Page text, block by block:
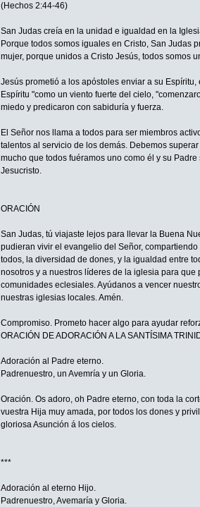
(Hechos 2:44-46)
San Judas creía en la unidad e igualdad en la
Porque todos somos iguales en Cristo, San Judas
mujer, porque unidos a Cristo Jesús, todos somos
Jesús prometió a los apóstoles enviar a su
Espíritu "como un viento fuerte del cielo,
miedo y predicaron con sabiduría y fuerza.
El Señor nos llama a todos para ser miembros
talentos al servicio de los demás. Debemos
mucho que todos fuéramos uno como él y su
Jesucristo.
ORACIÓN
San Judas, tú viajaste lejos para llevar la Buena
pudieran vivir el evangelio del Señor,
todos, la diversidad de dones, y la igualdad entre
nosotros y a nuestros líderes de la iglesia para
comunidades eclesiales. Ayúdanos a vencer
nuestras iglesias locales. Amén.
Compromiso. Prometo hacer algo para ayudar
ORACIÓN DE ADORACIÓN A LA SANTÍSIMA
Adoración al Padre eterno.
Padrenuestro, un Avemría y un Gloria.
Oración. Os adoro, oh Padre eterno, con toda la
vuestra Hija muy amada, por todos los dones y
gloriosa Asunción á los cielos.
***
Adoración al eterno Hijo.
Padrenuestro, Avemaría y Gloria.